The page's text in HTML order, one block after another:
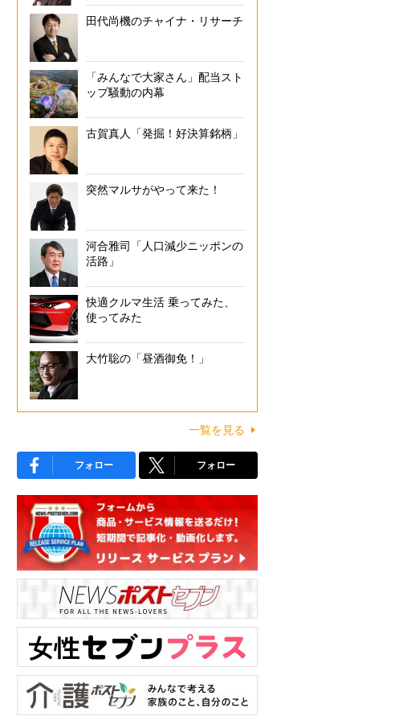
田代尚機のチャイナ・リサーチ
「みんなで大家さん」配当スト
ップ騒動の内幕
古賀真人「発掘！好決算銘柄」
突然マルサがやって来た！
河合雅司「人口減少ニッポンの
活路」
快適クルマ生活 乗ってみた、
使ってみた
大竹聡の「昼酒御免！」
一覧を見る
フォロー フォロー